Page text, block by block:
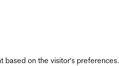
based on the visitor's preferences.